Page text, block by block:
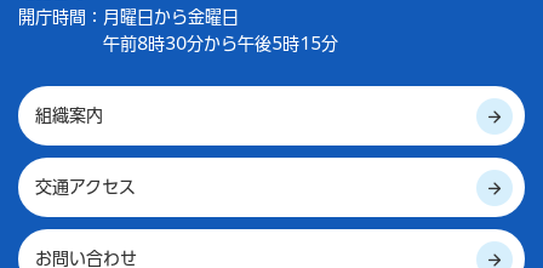
開庁時間： 月曜日から金曜日
午前8時30分から午後5時15分
組織案内
交通アクセス
お問い合わせ